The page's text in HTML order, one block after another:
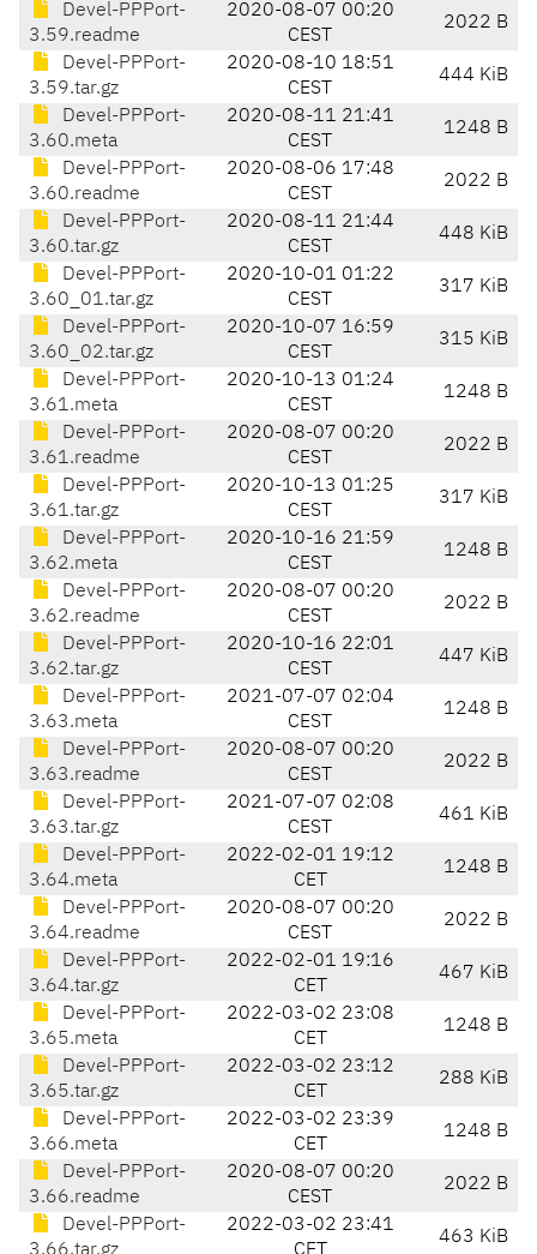
Devel-PPPort-
3.59.readme
2020-08-07 00:20
CEST
2022 B
Devel-PPPort-
3.59.tar.gz
2020-08-10 18:51
CEST
444 KiB
Devel-PPPort-
3.60.meta
2020-08-11 21:41
CEST
1248 B
Devel-PPPort-
3.60.readme
2020-08-06 17:48
CEST
2022 B
Devel-PPPort-
3.60.tar.gz
2020-08-11 21:44
CEST
448 KiB
Devel-PPPort-
3.60_01.tar.gz
2020-10-01 01:22
CEST
317 KiB
Devel-PPPort-
3.60_02.tar.gz
2020-10-07 16:59
CEST
315 KiB
Devel-PPPort-
3.61.meta
2020-10-13 01:24
CEST
1248 B
Devel-PPPort-
3.61.readme
2020-08-07 00:20
CEST
2022 B
Devel-PPPort-
3.61.tar.gz
2020-10-13 01:25
CEST
317 KiB
Devel-PPPort-
3.62.meta
2020-10-16 21:59
CEST
1248 B
Devel-PPPort-
3.62.readme
2020-08-07 00:20
CEST
2022 B
Devel-PPPort-
3.62.tar.gz
2020-10-16 22:01
CEST
447 KiB
Devel-PPPort-
3.63.meta
2021-07-07 02:04
CEST
1248 B
Devel-PPPort-
3.63.readme
2020-08-07 00:20
CEST
2022 B
Devel-PPPort-
3.63.tar.gz
2021-07-07 02:08
CEST
461 KiB
Devel-PPPort-
3.64.meta
2022-02-01 19:12
CET
1248 B
Devel-PPPort-
3.64.readme
2020-08-07 00:20
CEST
2022 B
Devel-PPPort-
3.64.tar.gz
2022-02-01 19:16
CET
467 KiB
Devel-PPPort-
3.65.meta
2022-03-02 23:08
CET
1248 B
Devel-PPPort-
3.65.tar.gz
2022-03-02 23:12
CET
288 KiB
Devel-PPPort-
3.66.meta
2022-03-02 23:39
CET
1248 B
Devel-PPPort-
3.66.readme
2020-08-07 00:20
CEST
2022 B
Devel-PPPort-
2022-03-02 23:41
463 KiB